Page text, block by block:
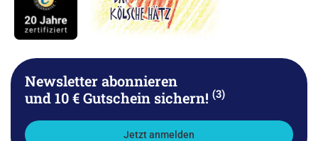
Newsletter abonnieren
und 10 € Gutschein sichern! (3)
Jetzt anmelden